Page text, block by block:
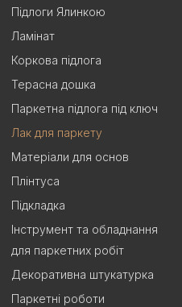
Підлоги Ялинкою
Ламінат
Коркова підлога
Терасна дошка
Паркетна підлога під ключ
Лак для паркету
Матеріали для основ
Плінтуса
Підкладка
Інструмент та обладнання
для паркетних робіт
Декоративна штукатурка
Паркетні роботи